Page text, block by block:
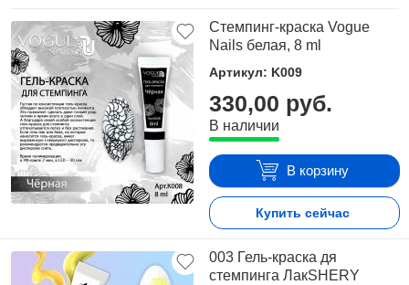
Стемпинг-краска Vogue
Nails белая, 8 ml
Артикул: K009
330,00 руб.
В наличии
В корзину
Купить сейчас
003 Гель-краска дя
стемпинга ЛакSHERY